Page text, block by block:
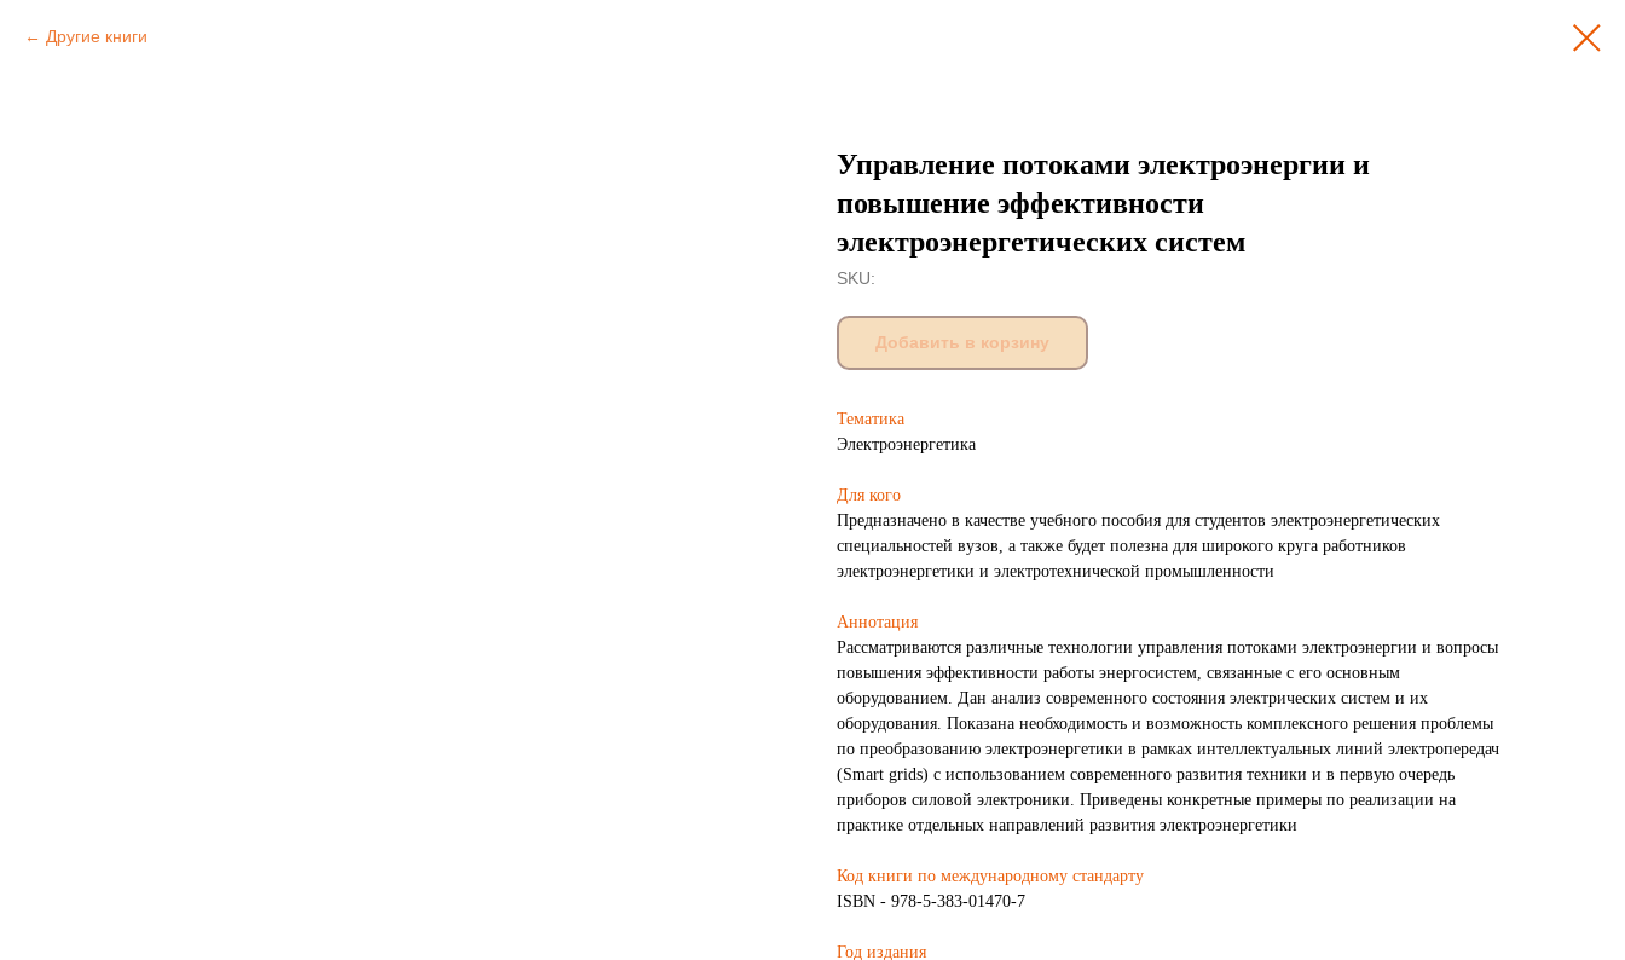
Другие книги
Управление потоками электроэнергии и
повышение эффективности
электроэнергетических систем
SKU:
Добавить в корзину
Тематика
Электроэнергетика
Для кого
Предназначено в качестве учебного пособия для студентов электроэнергетических
специальностей вузов, а также будет полезна для широкого круга работников
электроэнергетики и электротехнической промышленности
Аннотация
Рассматриваются различные технологии управления потоками электроэнергии и вопросы
повышения эффективности работы энергосистем, связанные с его основным
оборудованием. Дан анализ современного состояния электрических систем и их
оборудования. Показана необходимость и возможность комплексного решения проблемы
по преобразованию электроэнергетики в рамках интеллектуальных линий электропередач
(Smart grids) с использованием современного развития техники и в первую очередь
приборов силовой электроники. Приведены конкретные примеры по реализации на
практике отдельных направлений развития электроэнергетики
Код книги по международному стандарту
ISBN - 978-5-383-01470-7
Год издания